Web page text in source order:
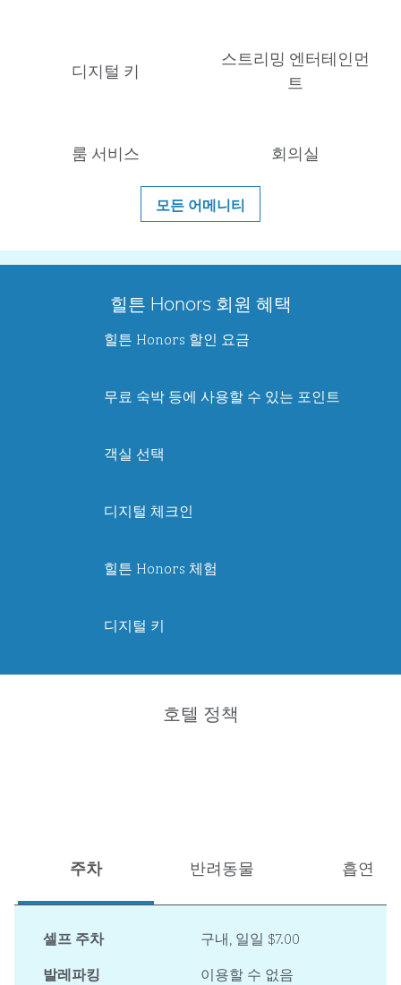
디지털 키
스트리밍 엔터테인먼
트
룸 서비스 회의실
모든 어메니티
힐튼 Honors 회원 혜택
힐튼 Honors 할인 요금
무료 숙박 등에 사용할 수 있는 포인트
객실 선택
디지털 체크인
힐튼 Honors 체험
디지털 키
호텔 정책
주차 반려동물 흡연
셀프 주차 구내, 일일 $7.00
발레파킹
이용할 수 없음